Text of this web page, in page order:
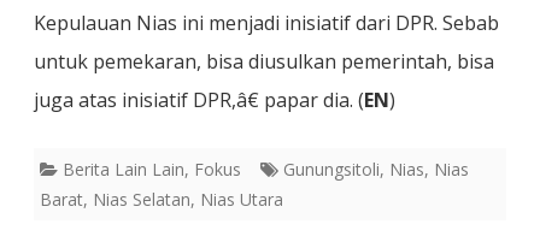
Kepulauan Nias ini menjadi inisiatif dari DPR. Sebab
untuk pemekaran, bisa diusulkan pemerintah, bisa
juga atas inisiatif DPR,â€ papar dia. (EN)
Berita Lain Lain, Fokus Gunungsitoli, Nias, Nias
Barat, Nias Selatan, Nias Utara